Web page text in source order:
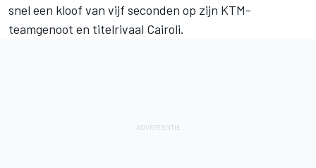
snel een kloof van vijf seconden op zijn KTM-
teamgenoot en titelrivaal Cairoli.